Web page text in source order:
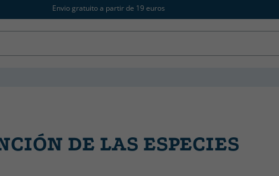
Envio gratuito a partir de 19 euros
DE LAS ESPECIES